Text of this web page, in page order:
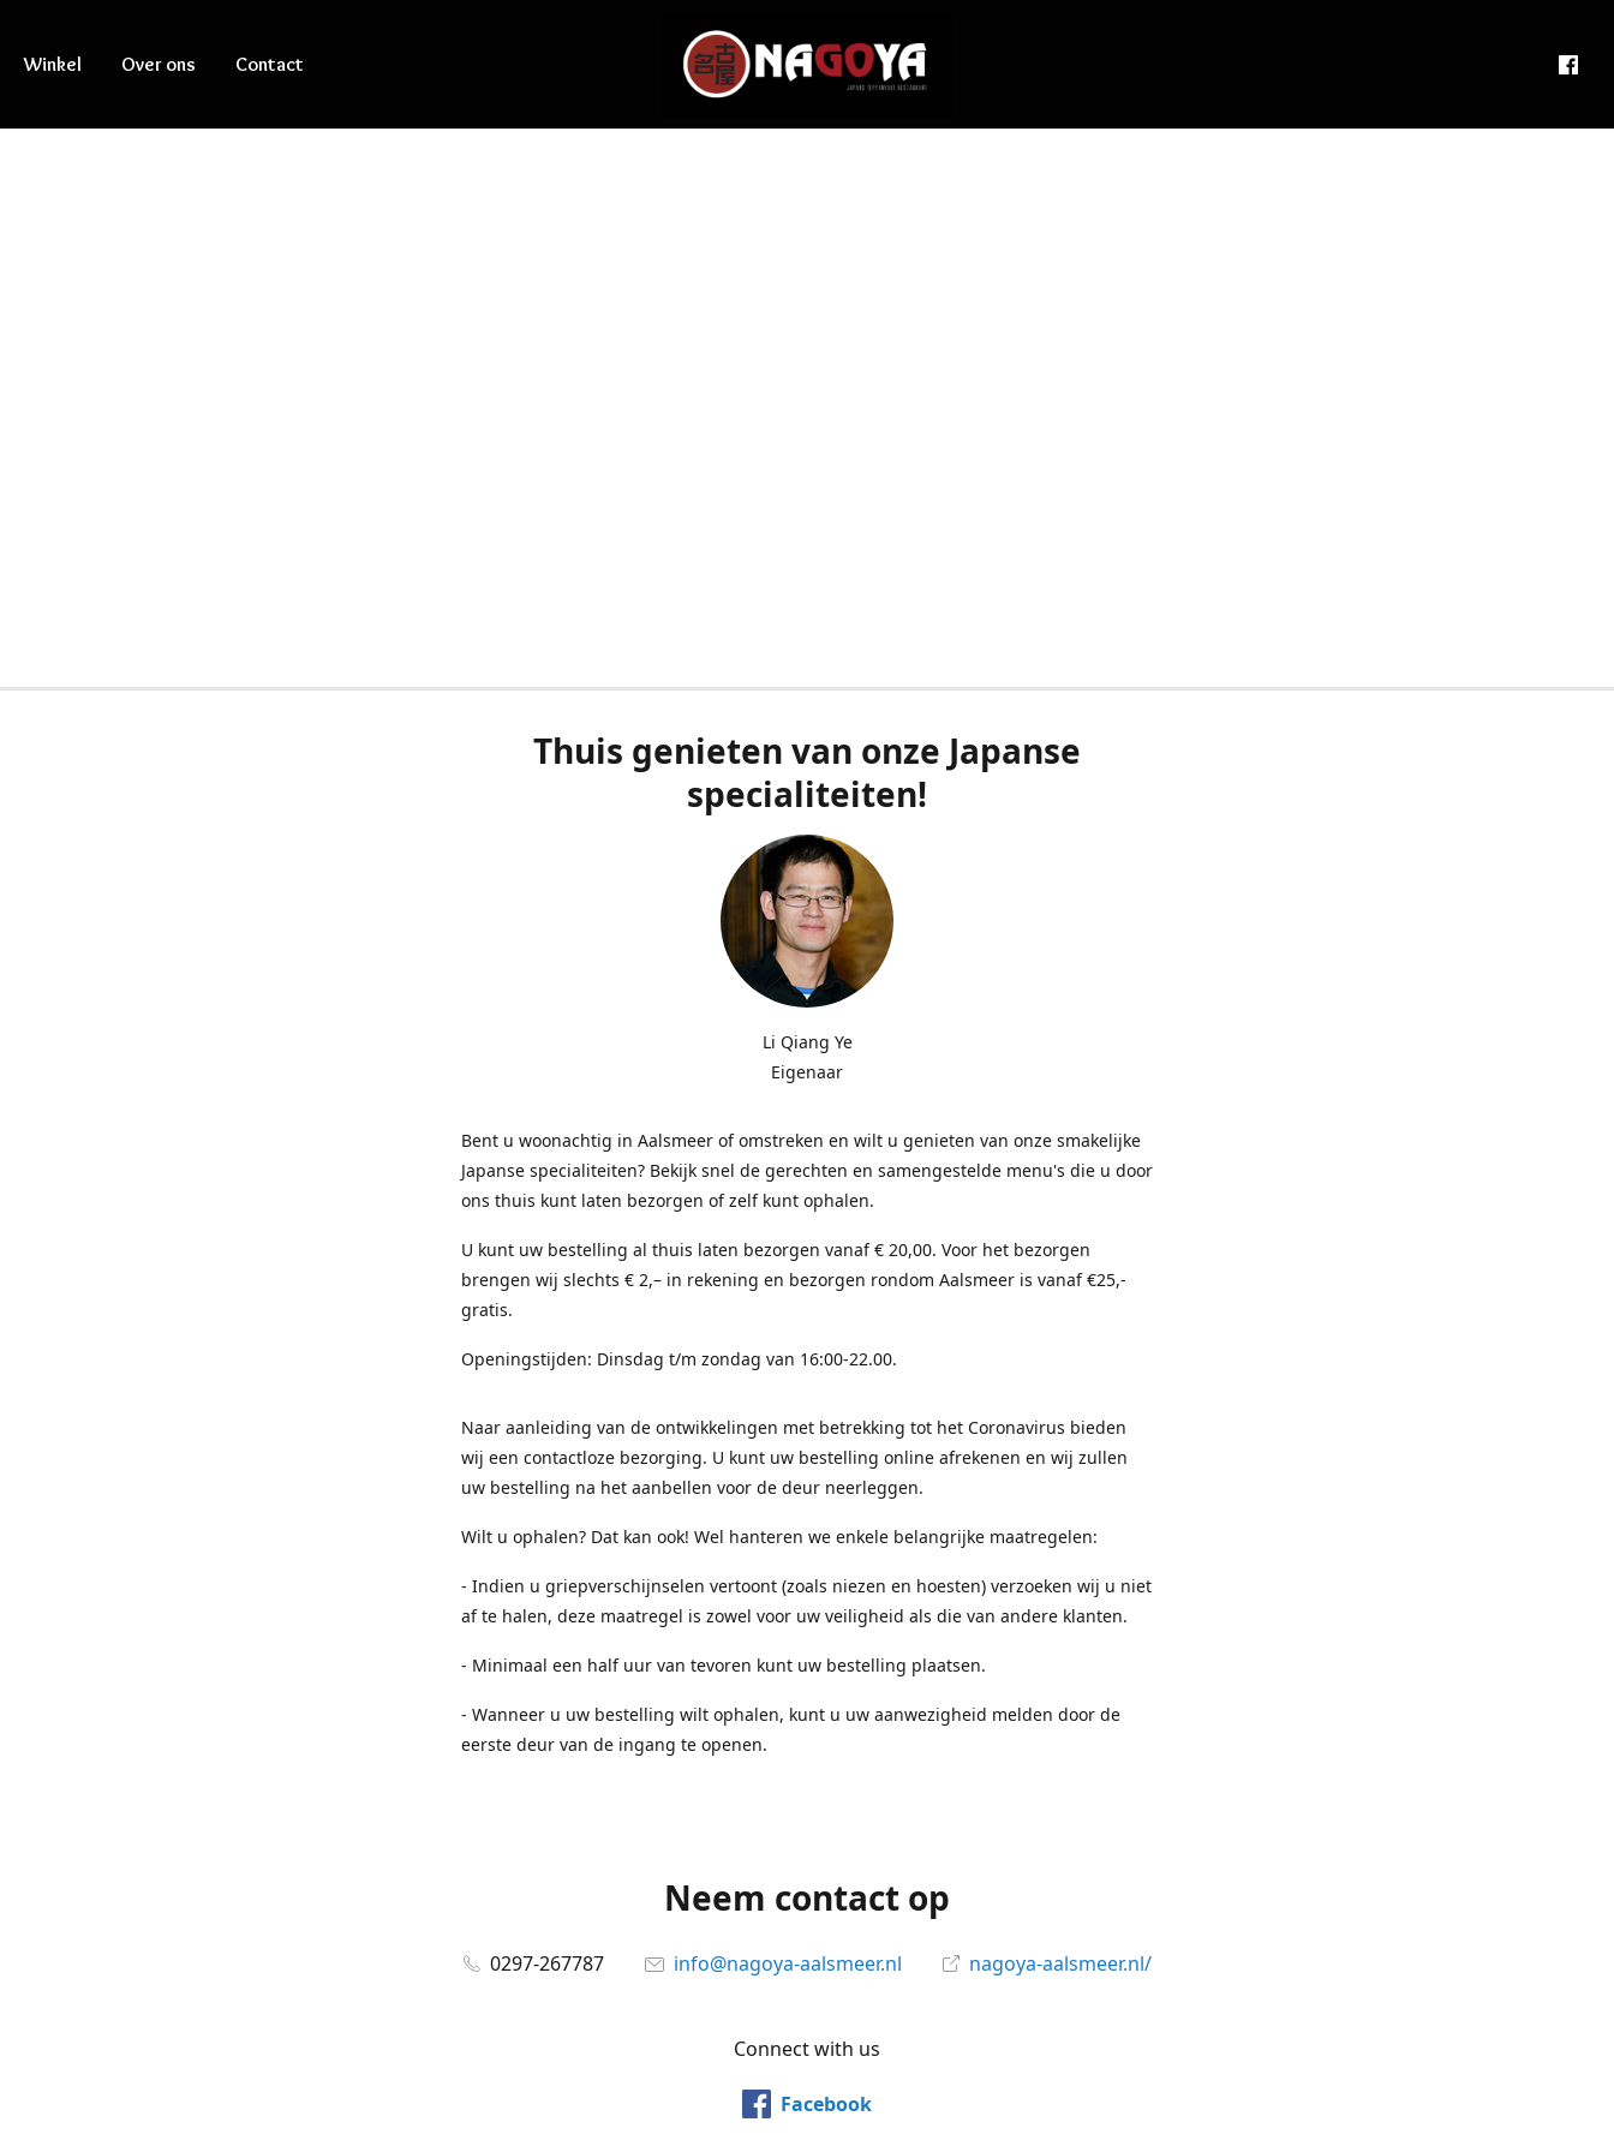
Winkel Over ons Contact
Thuis genieten van onze Japanse
specialiteiten!
Li Qiang Ye
Eigenaar
Bent u woonachtig in Aalsmeer of omstreken en wilt u genieten van onze smakelijke
Japanse specialiteiten? Bekijk snel de gerechten en samengestelde menu's die u door
ons thuis kunt laten bezorgen of zelf kunt ophalen.
U kunt uw bestelling al thuis laten bezorgen vanaf € 20,00. Voor het bezorgen
brengen wij slechts € 2,– in rekening en bezorgen rondom Aalsmeer is vanaf €25,-
gratis.
Openingstijden: Dinsdag t/m zondag van 16:00-22.00.
Naar aanleiding van de ontwikkelingen met betrekking tot het Coronavirus bieden
wij een contactloze bezorging. U kunt uw bestelling online afrekenen en wij zullen
uw bestelling na het aanbellen voor de deur neerleggen.
Wilt u ophalen? Dat kan ook! Wel hanteren we enkele belangrijke maatregelen:
- Indien u griepverschijnselen vertoont (zoals niezen en hoesten) verzoeken wij u niet
af te halen, deze maatregel is zowel voor uw veiligheid als die van andere klanten.
- Minimaal een half uur van tevoren kunt uw bestelling plaatsen.
- Wanneer u uw bestelling wilt ophalen, kunt u uw aanwezigheid melden door de
eerste deur van de ingang te openen.
Neem contact op
0297-267787 info@nagoya-aalsmeer.nl nagoya-aalsmeer.nl/
Connect with us
Facebook